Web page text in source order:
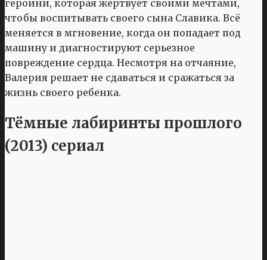
героини, которая жертвует своими мечтами,
чтобы воспитывать своего сына Славика. Всё
меняется в мгновение, когда он попадает под
машину и диагностируют серьезное
повреждение сердца. Несмотря на отчаяние,
Валерия решает не сдаваться и сражаться за
жизнь своего ребенка.
Тёмные лабиринты прошлого
(2013) сериал